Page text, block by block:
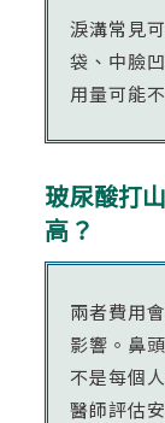
淚溝常見
袋、中臉
用量可能
玻尿酸打
高？
兩者費用
影響。鼻
不是每個
醫師評估